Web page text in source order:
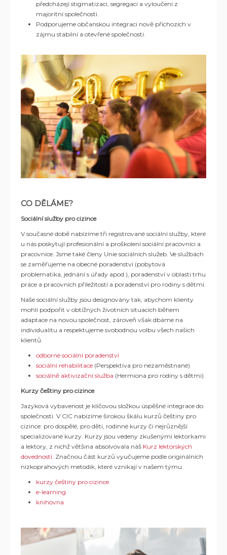
předcházejí stigmatizaci, segregaci a vyloučení z
majoritní společnosti.
Podporujeme občanskou integraci nově příchozích v
zájmu stabilní a otevřené společnosti.
CO DĚLÁME?
Sociální služby pro cizince
V současné době nabízíme tři registrované sociální služby, které
u nás poskytují profesionální a proškolení sociální pracovníci a
pracovnice. Jsme také členy Unie sociálních služeb. Ve službách
se zaměřujeme na obecné poradenství (pobytová
problematika, jednání s úřady apod.), poradenství v oblasti trhu
práce a pracovních příležitostí a poradenství pro rodiny s dětmi.
Naše sociální služby jsou designovány tak, abychom klienty
mohli podpořit v obtížných životních situacích během
adaptace na novou společnost, zároveň však dbáme na
individualitu a respektujeme svobodnou volbu všech našich
klientů.
odborné sociální poradenství
sociální rehabilitace (Perspektiva pro nezaměstnané)
sociálně aktivizační služba (Hermiona pro rodiny s dětmi)
Kurzy češtiny pro cizince
Jazyková vybavenost je klíčovou složkou úspěšné integrace do
společnosti. V CIC nabízíme širokou škálu kurzů češtiny pro
cizince: pro dospělé, pro děti, rodinné kurzy či nejrůznější
specializované kurzy. Kurzy jsou vedeny zkušenými lektorkami
a lektory, z nichž většina absolvovala náš Kurz lektorských
dovedností . Značnou část kurzů vyučujeme podle originálních
nízkoprahových metodik, které vznikají v našem týmu.
kurzy češtiny pro cizince
e-learning
knihovna